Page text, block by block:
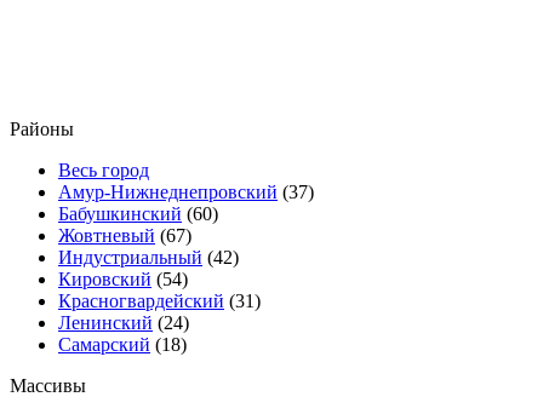
Районы
Весь город
Амур-Нижнеднепровский (37)
Бабушкинский (60)
Жовтневый (67)
Индустриальный (42)
Кировский (54)
Красногвардейский (31)
Ленинский (24)
Самарский (18)
Массивы